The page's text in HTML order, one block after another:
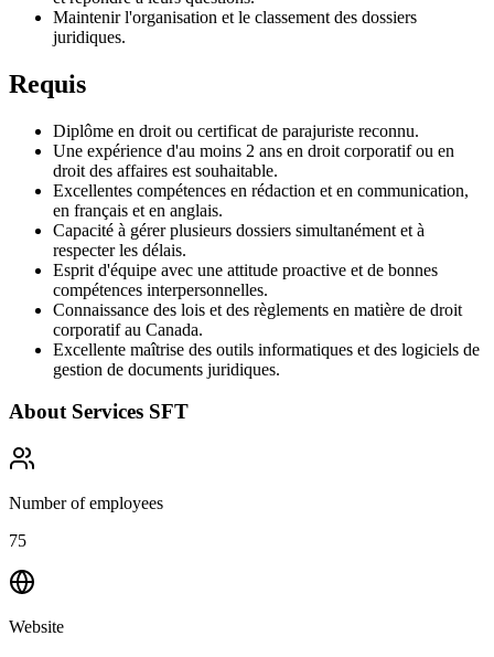
Maintenir l'organisation et le classement des dossiers
juridiques.
Requis
Diplôme en droit ou certificat de parajuriste reconnu.
Une expérience d'au moins 2 ans en droit corporatif ou en
droit des affaires est souhaitable.
Excellentes compétences en rédaction et en communication,
en français et en anglais.
Capacité à gérer plusieurs dossiers simultanément et à
respecter les délais.
Esprit d'équipe avec une attitude proactive et de bonnes
compétences interpersonnelles.
Connaissance des lois et des règlements en matière de droit
corporatif au Canada.
Excellente maîtrise des outils informatiques et des logiciels de
gestion de documents juridiques.
About Services SFT
Number of employees
75
Website